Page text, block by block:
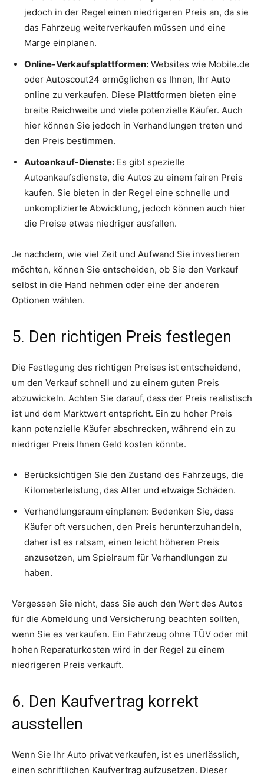
jedoch in der Regel einen niedrigeren Preis an, da sie
das Fahrzeug weiterverkaufen müssen und eine
Marge einplanen.
Online-Verkaufsplattformen: Websites wie Mobile.de
oder Autoscout24 ermöglichen es Ihnen, Ihr Auto
online zu verkaufen. Diese Plattformen bieten eine
breite Reichweite und viele potenzielle Käufer. Auch
hier können Sie jedoch in Verhandlungen treten und
den Preis bestimmen.
Autoankauf-Dienste: Es gibt spezielle
Autoankaufsdienste, die Autos zu einem fairen Preis
kaufen. Sie bieten in der Regel eine schnelle und
unkomplizierte Abwicklung, jedoch können auch hier
die Preise etwas niedriger ausfallen.
Je nachdem, wie viel Zeit und Aufwand Sie investieren
möchten, können Sie entscheiden, ob Sie den Verkauf
selbst in die Hand nehmen oder eine der anderen
Optionen wählen.
5. Den richtigen Preis festlegen
Die Festlegung des richtigen Preises ist entscheidend,
um den Verkauf schnell und zu einem guten Preis
abzuwickeln. Achten Sie darauf, dass der Preis realistisch
ist und dem Marktwert entspricht. Ein zu hoher Preis
kann potenzielle Käufer abschrecken, während ein zu
niedriger Preis Ihnen Geld kosten könnte.
Berücksichtigen Sie den Zustand des Fahrzeugs, die
Kilometerleistung, das Alter und etwaige Schäden.
Verhandlungsraum einplanen: Bedenken Sie, dass
Käufer oft versuchen, den Preis herunterzuhandeln,
daher ist es ratsam, einen leicht höheren Preis
anzusetzen, um Spielraum für Verhandlungen zu
haben.
Vergessen Sie nicht, dass Sie auch den Wert des Autos
für die Abmeldung und Versicherung beachten sollten,
wenn Sie es verkaufen. Ein Fahrzeug ohne TÜV oder mit
hohen Reparaturkosten wird in der Regel zu einem
niedrigeren Preis verkauft.
6. Den Kaufvertrag korrekt
ausstellen
Wenn Sie Ihr Auto privat verkaufen, ist es unerlässlich,
einen schriftlichen Kaufvertrag aufzusetzen. Dieser